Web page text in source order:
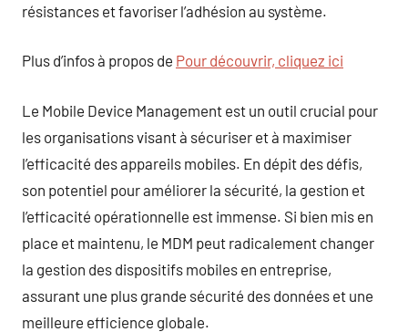
résistances et favoriser l’adhésion au système.
Plus d’infos à propos de Pour découvrir, cliquez ici
Le Mobile Device Management est un outil crucial pour
les organisations visant à sécuriser et à maximiser
l’efficacité des appareils mobiles. En dépit des défis,
son potentiel pour améliorer la sécurité, la gestion et
l’efficacité opérationnelle est immense. Si bien mis en
place et maintenu, le MDM peut radicalement changer
la gestion des dispositifs mobiles en entreprise,
assurant une plus grande sécurité des données et une
meilleure efficience globale.